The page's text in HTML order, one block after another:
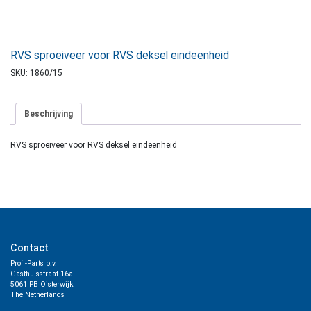
RVS sproeiveer voor RVS deksel eindeenheid
SKU: 1860/15
Beschrijving
RVS sproeiveer voor RVS deksel eindeenheid
Contact
Profi-Parts b.v.
Gasthuisstraat 16a
5061 PB Oisterwijk
The Netherlands